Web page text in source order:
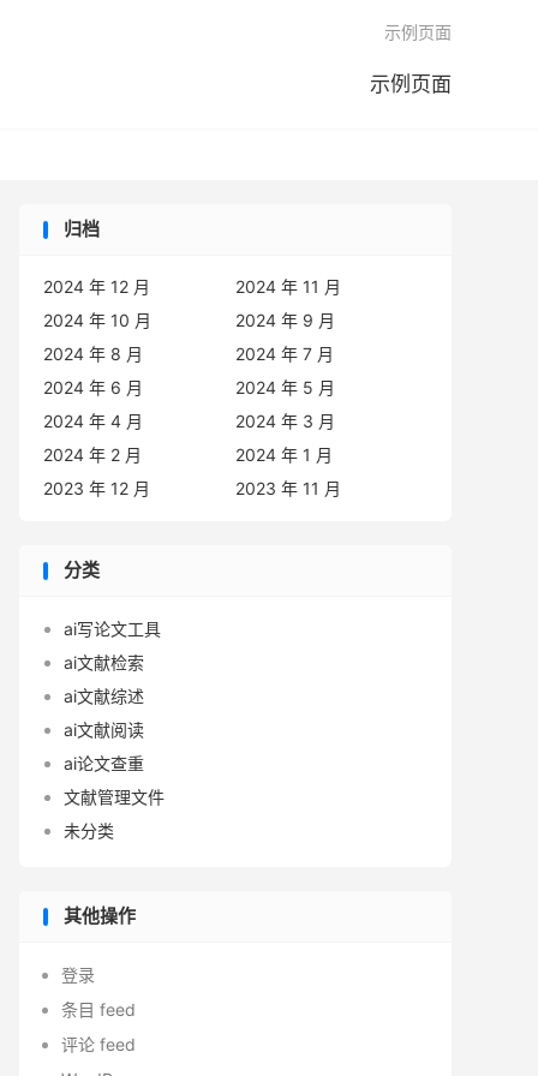
示例页面
示例页面
归档
2024 年 12 月
2024 年 11 月
2024 年 10 月
2024 年 9 月
2024 年 8 月
2024 年 7 月
2024 年 6 月
2024 年 5 月
2024 年 4 月
2024 年 3 月
2024 年 2 月
2024 年 1 月
2023 年 12 月
2023 年 11 月
分类
ai写论文工具
ai文献检索
ai文献综述
ai文献阅读
ai论文查重
文献管理文件
未分类
其他操作
登录
条目 feed
评论 feed